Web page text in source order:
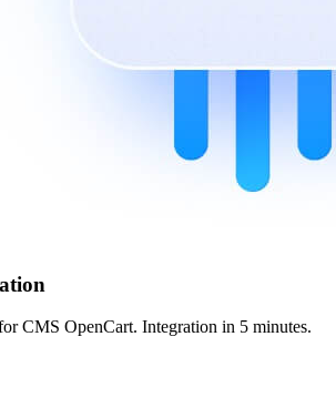
CMS OpenCart. Integration in 5 minutes.